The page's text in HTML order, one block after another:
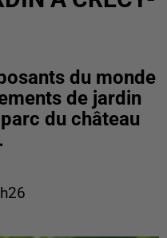
du monde
de jardin
du château